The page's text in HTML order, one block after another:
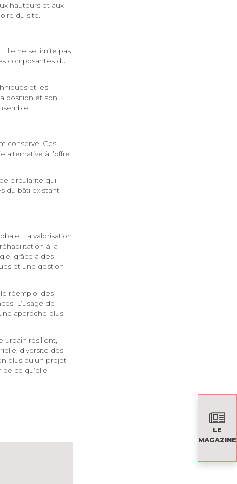
hauteurs et aux
du site.
ne se limite pas
composantes du
et les
position et son
conservé. Ces
alternative à l’offre
circularité qui
du bâti existant
La valorisation
à la
grâce à des
et une gestion
réemploi des
L’usage de
approche plus
urbain résilient,
diversité des
plus qu’un projet
ce qu’elle
LE
MAGAZINE